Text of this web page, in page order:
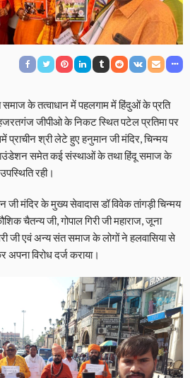
के तत्वाधान में पहलगाम में हिंदुओं के प्रति
जीपीओ के निकट स्थित पटेल प्रतिमा पर
प्राचीन श्री लेटे हुए हनुमान जी मंदिर, चिन्मय
समेत कई संस्थाओं के तथा हिंदू समाज के
रही।
जी मंदिर के मुख्य सेवादास डॉ विवेक तांगड़ी चिन्मय
चैतन्य जी, गोपाल गिरी जी महाराज, जूना
जी एवं अन्य संत समाज के लोगों ने हलवासिया से
अपना विरोध दर्ज कराया।